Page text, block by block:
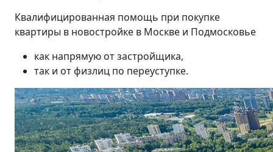
Квалифицированная помощь при покупке
квартиры в новостройке в Москве и Подмосковье
как напрямую от застройщика,
так и от физлиц по переуступке.